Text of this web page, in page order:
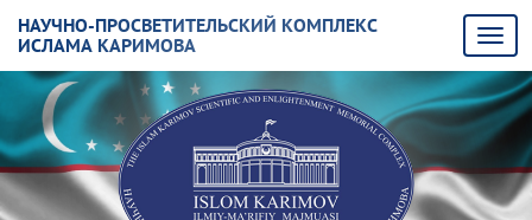
НАУЧНО-ПРОСВЕТИТЕЛЬСКИЙ КОМПЛЕКС
ИСЛАМА КАРИМОВА